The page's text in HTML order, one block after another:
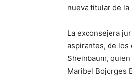
nueva titular de la
La exconsejera
aspirantes, de los
Sheinbaum,
Maribel Bojorges